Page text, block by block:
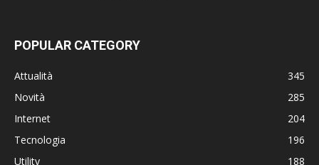
POPULAR CATEGORY
Attualità
345
Novità
285
Internet
204
Tecnologia
196
Utility
188